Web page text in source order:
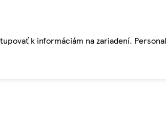
k informáciám na zariadení.